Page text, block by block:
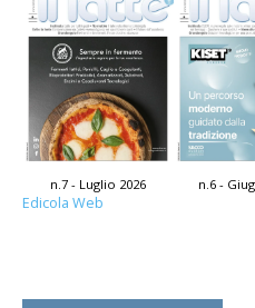
n.7 - Luglio 2026 n.6 -
Edicola Web